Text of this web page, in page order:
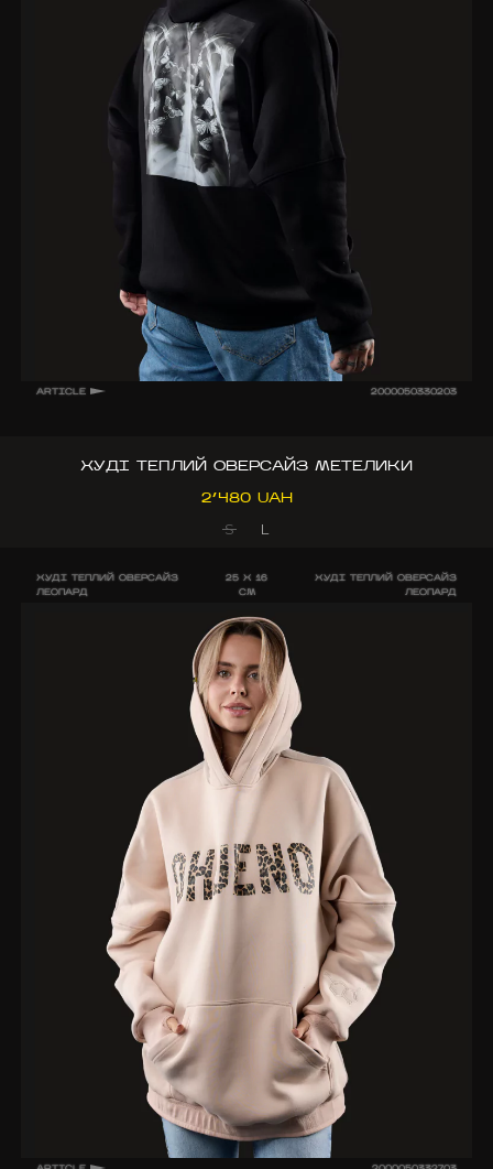
ARTICLE 2000050330203
ХУДІ ТЕПЛИЙ ОВЕРСАЙЗ МЕТЕЛИКИ
2’480 UAH
S
L
ХУДІ ТЕПЛИЙ ОВЕРСАЙЗ
ЛЕОПАРД
25 X 16
CM
ХУДІ ТЕПЛИЙ ОВЕРСАЙЗ
ЛЕОПАРД